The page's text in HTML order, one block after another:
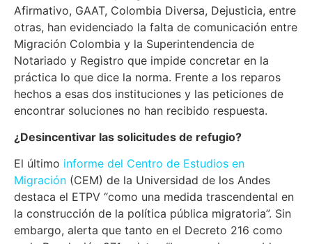
Afirmativo, GAAT, Colombia Diversa, Dejusticia, entre
otras, han evidenciado la falta de comunicación entre
Migración Colombia y la Superintendencia de
Notariado y Registro que impide concretar en la
práctica lo que dice la norma. Frente a los reparos
hechos a esas dos instituciones y las peticiones de
encontrar soluciones no han recibido respuesta.
¿Desincentivar las solicitudes de refugio?
El último informe del Centro de Estudios en
Migración (CEM) de la Universidad de los Andes
destaca el ETPV “como una medida trascendental en
la construcción de la política pública migratoria”. Sin
embargo, alerta que tanto en el Decreto 216 como